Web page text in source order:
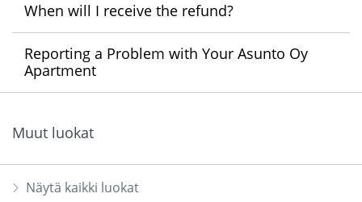
When will I receive the refund?
Reporting a Problem with Your Asunto Oy
Apartment
Muut luokat
Näytä kaikki luokat